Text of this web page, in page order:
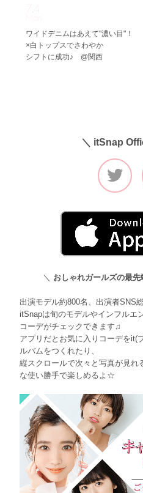
7.4
ワイドデニムはあえて"濃い目"！
×白トップスでさわやか
シフトに成功♪ @関西
＼ itSnap
＼ おしゃれガールズの最
出演モデル約800名、出演者SNS
itSnapは旬のモデルやインフルエ
コーデがチェックできます♫
アプリだとお気に入りコーデをit(
ルバムをつくれたり、
縦スクロールで次々と写真が見れ
な使い勝手で楽しめるよ☆